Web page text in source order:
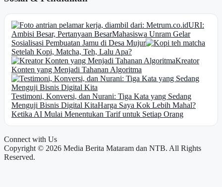
URI:
Ambisi Besar, Pertanyaan BesarMahasiswa Unram Gelar
Sosialisasi Pembuatan Jamu di Desa Mujur
Setelah Kopi, Matcha, Teh, Lalu Apa?
Kreator
Konten yang Menjadi Tahanan Algoritma
Testimoni, Konversi, dan Nurani: Tiga Kata yang Sedang
Menguji Bisnis Digital KitaHarga Saya Kok Lebih Mahal?
Ketika AI Mulai Menentukan Tarif untuk Setiap Orang
Connect with Us
Copyright © 2026 Media Berita Mataram dan NTB. All Rights
Reserved.